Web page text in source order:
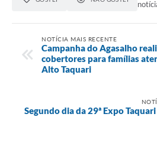
NOTÍCIA MAIS RECENTE
Campanha do Agasalho
cobertores para famílias
Alto Taquari
Segundo dia da 29ª Expo